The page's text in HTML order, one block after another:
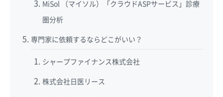
MiSol （マイソル）「クラウドASPサービス」診療
圏分析
専門家に依頼するならどこがいい？
シャープファイナンス株式会社
株式会社日医リース